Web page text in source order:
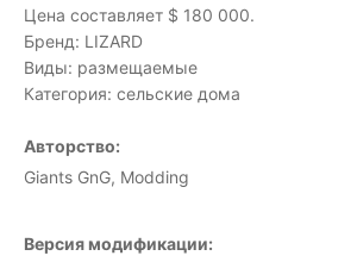
Цена составляет $ 180 000.
Бренд: LIZARD
Виды: размещаемые
Категория: сельские дома
Авторство:
Giants GnG, Modding
Версия модификации: